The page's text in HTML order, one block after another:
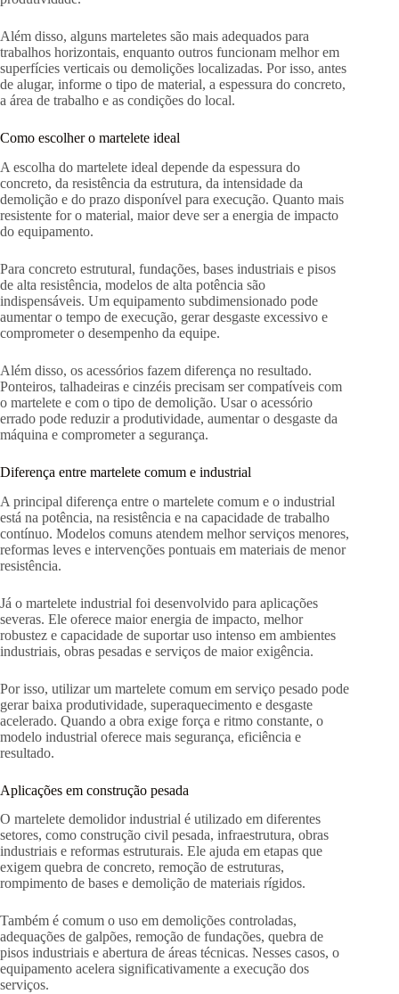
Além disso, alguns marteletes são mais adequados para
trabalhos horizontais, enquanto outros funcionam melhor em
superfícies verticais ou demolições localizadas. Por isso, antes
de alugar, informe o tipo de material, a espessura do concreto,
a área de trabalho e as condições do local.
Como escolher o martelete ideal
A escolha do martelete ideal depende da espessura do
concreto, da resistência da estrutura, da intensidade da
demolição e do prazo disponível para execução. Quanto mais
resistente for o material, maior deve ser a energia de impacto
do equipamento.
Para concreto estrutural, fundações, bases industriais e pisos
de alta resistência, modelos de alta potência são
indispensáveis. Um equipamento subdimensionado pode
aumentar o tempo de execução, gerar desgaste excessivo e
comprometer o desempenho da equipe.
Além disso, os acessórios fazem diferença no resultado.
Ponteiros, talhadeiras e cinzéis precisam ser compatíveis com
o martelete e com o tipo de demolição. Usar o acessório
errado pode reduzir a produtividade, aumentar o desgaste da
máquina e comprometer a segurança.
Diferença entre martelete comum e industrial
A principal diferença entre o martelete comum e o industrial
está na potência, na resistência e na capacidade de trabalho
contínuo. Modelos comuns atendem melhor serviços menores,
reformas leves e intervenções pontuais em materiais de menor
resistência.
Já o martelete industrial foi desenvolvido para aplicações
severas. Ele oferece maior energia de impacto, melhor
robustez e capacidade de suportar uso intenso em ambientes
industriais, obras pesadas e serviços de maior exigência.
Por isso, utilizar um martelete comum em serviço pesado pode
gerar baixa produtividade, superaquecimento e desgaste
acelerado. Quando a obra exige força e ritmo constante, o
modelo industrial oferece mais segurança, eficiência e
resultado.
Aplicações em construção pesada
O martelete demolidor industrial é utilizado em diferentes
setores, como construção civil pesada, infraestrutura, obras
industriais e reformas estruturais. Ele ajuda em etapas que
exigem quebra de concreto, remoção de estruturas,
rompimento de bases e demolição de materiais rígidos.
Também é comum o uso em demolições controladas,
adequações de galpões, remoção de fundações, quebra de
pisos industriais e abertura de áreas técnicas. Nesses casos, o
equipamento acelera significativamente a execução dos
serviços.